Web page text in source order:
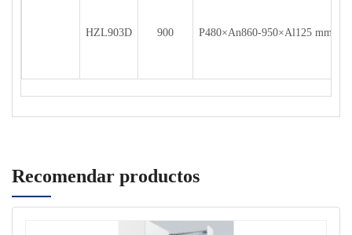
HZL903D 900 P480×An860-950×Al125 mm
Recomendar productos